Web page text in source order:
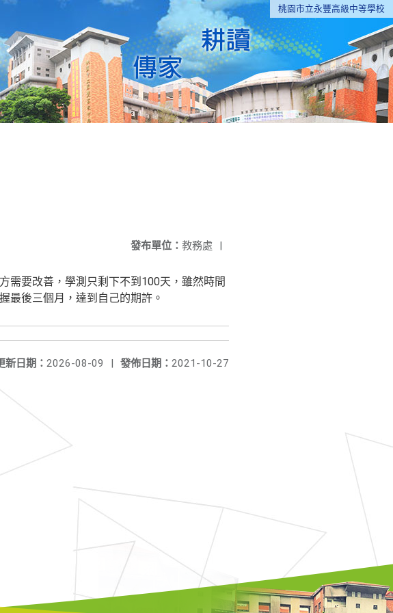
桃園市立永豐高級中等學校
發布單位： 教務處 |
需要改善，學測只剩下不到100天， 雖然時間
最後三個月，達到自己的期許。
發佈日期： 2021-10-27
新日期： 2026-08-09 |